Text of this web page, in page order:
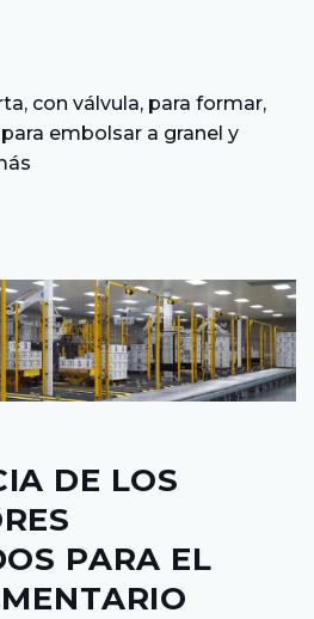
con válvula, para formar,
embolsar a granel y
DE LOS
PARA EL